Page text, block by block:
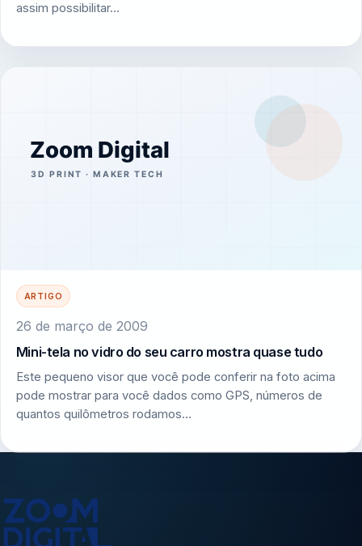
assim possibilitar…
ARTIGO
26 de março de 2009
Mini-tela no vidro do seu carro mostra quase tudo
Este pequeno visor que você pode conferir na foto acima
pode mostrar para você dados como GPS, números de
quantos quilômetros rodamos…